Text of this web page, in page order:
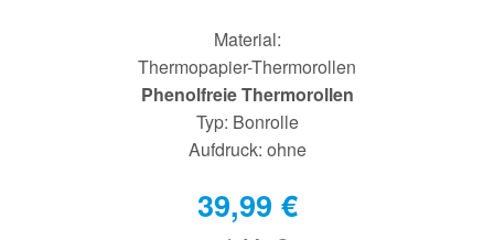
Material:
Thermopapier-Thermorollen
Phenolfreie Thermorollen
Typ: Bonrolle
Aufdruck: ohne
39,99 €